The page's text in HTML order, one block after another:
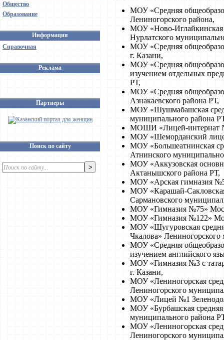
Общество
Образование
Информация
Справочная
Реклама
Партнеры
Поиск по сайту
МОУ «Средняя
Лениногорского района,
МОУ «Ново-Иглайкинская
Нурлатского
МОУ «Средняя
г. Казани,
МОУ «Средняя
изучением отдельных
РТ,
МОУ «Средняя
Азнакаевского района РТ,
МОУ «Шушмабашская
муниципального района
МОШИ «Лицей-интернат
МОУ «Шеморданский
МОУ «Большеатнинская
Атнинского
МОУ «Аккузовская
Актанышского района РТ,
МОУ «Арская гимназия
МОУ «Карашай-Сакловская
Сармановского
МОУ «Гимназия №75»
МОУ «Гимназия №122»
МОУ «Шугуровская
Чкалова»
МОУ «Средняя
изучением английского
МОУ «Гимназия №3 с
г. Казани,
МОУ «Лениногорская
Лениногорского
МОУ «Лицей №1
МОУ «Бурбашская средняя
муниципального района
МОУ «Лениногорская
Лениногорского